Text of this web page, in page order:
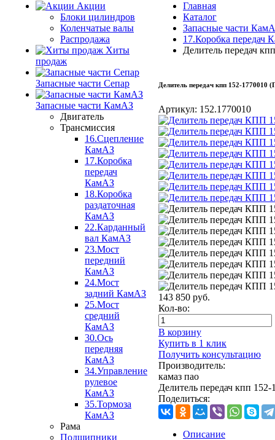
Акции
Блоки цилиндров
Коленчатые валы
Распродажа
Хиты
продаж
Запасные части Сепар
Запасные части КамАЗ
Двигатель
Трансмиссия
16.Сцепление
КамАЗ
17.Коробка
передач
КамАЗ
18.Коробка
раздаточная
КамАЗ
22.Карданный
вал КамАЗ
23.Мост
передний
КамАЗ
24.Мост
задний КамАЗ
25.Мост
средний
КамАЗ
30.Ось
передняя
КамАЗ
34.Управление
рулевое
КамАЗ
35.Тормоза
КамАЗ
Рама
Подшипники
Главная
Каталог
Запасные части
17.Коробка передач
Делитель передач
Делитель передач кпп 152-
Артикул: 152.1770010
143 850 руб.
Кол-во:
В корзину
Купить в 1 клик
Получить консультацию
Производитель:
камаз пао
Делитель передач кпп
Поделиться:
Описание